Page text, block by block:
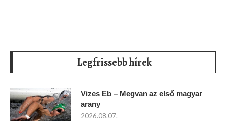
Legfrissebb hírek
Vizes Eb – Megvan az első magyar
arany
2026.08.07.